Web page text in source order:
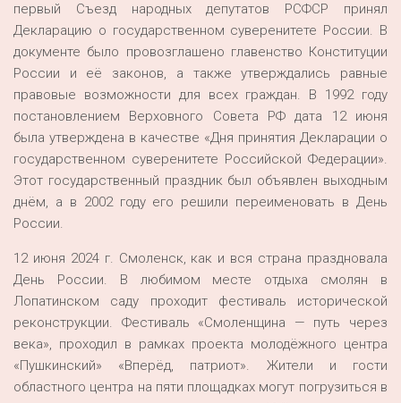
первый Съезд народных депутатов РСФСР принял
Декларацию о государственном суверенитете России. В
документе было провозглашено главенство Конституции
России и её законов, а также утверждались равные
правовые возможности для всех граждан. В 1992 году
постановлением Верховного Совета РФ дата 12 июня
была утверждена в качестве «Дня принятия Декларации о
государственном суверенитете Российской Федерации».
Этот государственный праздник был объявлен выходным
днём, а в 2002 году его решили переименовать в День
России.
12 июня 2024 г. Смоленск, как и вся страна праздновала
День России. В любимом месте отдыха смолян в
Лопатинском саду проходит фестиваль исторической
реконструкции. Фестиваль «Смоленщина — путь через
века», проходил в рамках проекта молодёжного центра
«Пушкинский» «Вперёд, патриот». Жители и гости
областного центра на пяти площадках могут погрузиться в